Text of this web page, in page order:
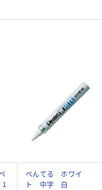
1
ぺんてる ホワイ
ト 中字 白